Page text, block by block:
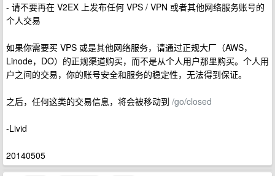
- 请不要再在 V2EX 上发布任何 VPS / VPN 或者其他网络服务账号的
个人交易
如果你需要买 VPS 或是其他网络服务，请通过正规大厂（AWS，
Linode，DO）的正规渠道购买，而不是从个人用户那里购买。个人用
户之间的交易，你的账号安全和服务的稳定性，无法得到保证。
之后，任何这类的交易信息，将会被移动到 /go/closed
-Livid
20140505